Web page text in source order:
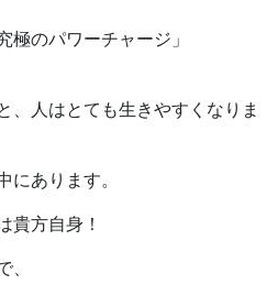
極のパワーチャージ」
、人はとても生きやすくなりま
にあります。
貴方自身！